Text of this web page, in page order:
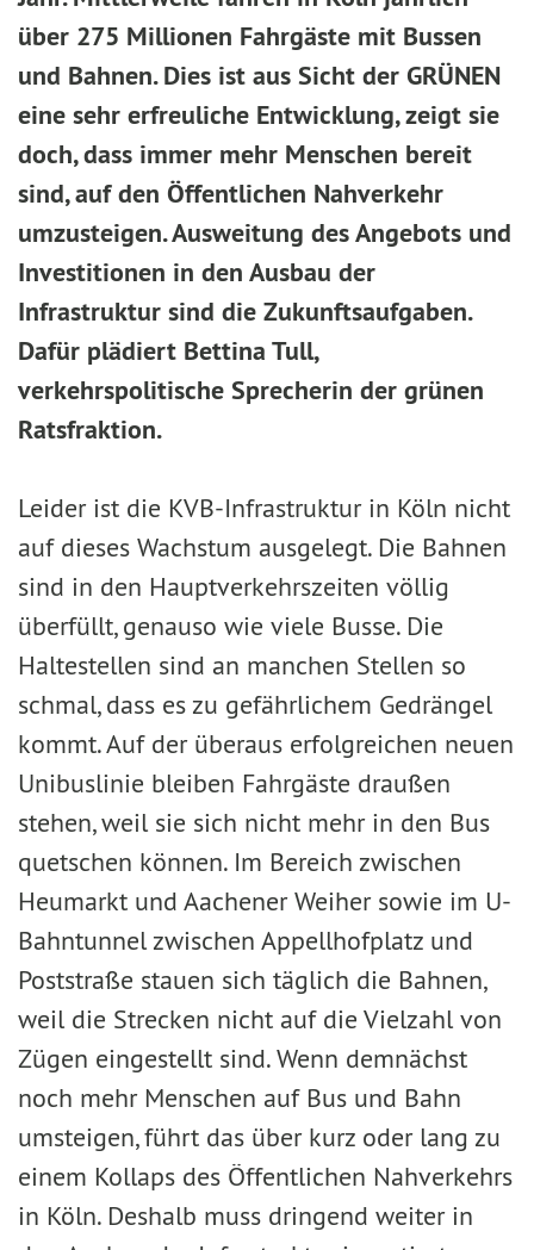
über 275 Millionen Fahrgäste mit Bussen
und Bahnen. Dies ist aus Sicht der GRÜNEN
eine sehr erfreuliche Entwicklung, zeigt sie
doch, dass immer mehr Menschen bereit
sind, auf den Öffentlichen Nahverkehr
umzusteigen. Ausweitung des Angebots und
Investitionen in den Ausbau der
Infrastruktur sind die Zukunftsaufgaben.
Dafür plädiert Bettina Tull,
verkehrspolitische Sprecherin der grünen
Ratsfraktion.
Leider ist die KVB-Infrastruktur in Köln nicht
auf dieses Wachstum ausgelegt. Die Bahnen
sind in den Hauptverkehrszeiten völlig
überfüllt, genauso wie viele Busse. Die
Haltestellen sind an manchen Stellen so
schmal, dass es zu gefährlichem Gedrängel
kommt. Auf der überaus erfolgreichen neuen
Unibuslinie bleiben Fahrgäste draußen
stehen, weil sie sich nicht mehr in den Bus
quetschen können. Im Bereich zwischen
Heumarkt und Aachener Weiher sowie im U-
Bahntunnel zwischen Appellhofplatz und
Poststraße stauen sich täglich die Bahnen,
weil die Strecken nicht auf die Vielzahl von
Zügen eingestellt sind. Wenn demnächst
noch mehr Menschen auf Bus und Bahn
umsteigen, führt das über kurz oder lang zu
einem Kollaps des Öffentlichen Nahverkehrs
in Köln. Deshalb muss dringend weiter in